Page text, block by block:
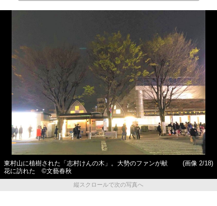
東村山に植樹された「志村けんの木」。大勢のファンが献
花に訪れた ©︎文藝春秋
(画像 2/18)
縦スクロールで次の写真へ